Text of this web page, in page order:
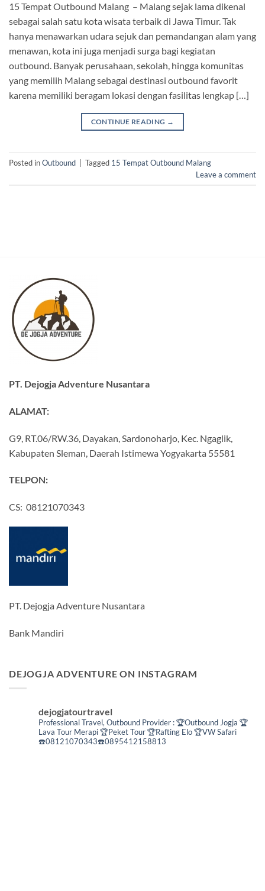
15 Tempat Outbound Malang – Malang sejak lama dikenal
sebagai salah satu kota wisata terbaik di Jawa Timur. Tak
hanya menawarkan udara sejuk dan pemandangan alam yang
menawan, kota ini juga menjadi surga bagi kegiatan
outbound. Banyak perusahaan, sekolah, hingga komunitas
yang memilih Malang sebagai destinasi outbound favorit
karena memiliki beragam lokasi dengan fasilitas lengkap […]
CONTINUE READING →
Posted inOutbound | Tagged 15 Tempat Outbound Malang
Leave a comment
PT. Dejogja Adventure Nusantara
ALAMAT:
G9, RT.06/RW.36, Dayakan, Sardonoharjo, Kec. Ngaglik,
Kabupaten Sleman, Daerah Istimewa Yogyakarta 55581
TELPON:
CS: 08121070343
PT. Dejogja Adventure Nusantara
Bank Mandiri
DEJOGJA ADVENTURE ON INSTAGRAM
dejogjatourtravel
Professional Travel, Outbound Provider :🏆Outbound Jogja 🏆
Lava Tour Merapi🏆Peket Tour🏆Rafting Elo🏆VW Safari
☎️08121070343☎️0895412158813